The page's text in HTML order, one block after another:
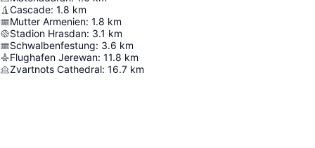
Cascade: 1.8 km
Mutter Armenien: 1.8 km
Stadion Hrasdan: 3.1 km
Schwalbenfestung: 3.6 km
Flughafen Jerewan: 11.8 km
Zvartnots Cathedral: 16.7 km